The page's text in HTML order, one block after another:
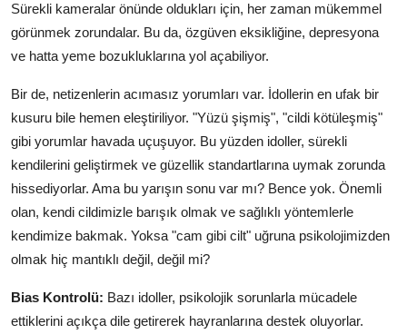
Sürekli kameralar önünde oldukları için, her zaman mükemmel
görünmek zorundalar. Bu da, özgüven eksikliğine, depresyona
ve hatta yeme bozukluklarına yol açabiliyor.
Bir de, netizenlerin acımasız yorumları var. İdollerin en ufak bir
kusuru bile hemen eleştiriliyor. "Yüzü şişmiş", "cildi kötüleşmiş"
gibi yorumlar havada uçuşuyor. Bu yüzden idoller, sürekli
kendilerini geliştirmek ve güzellik standartlarına uymak zorunda
hissediyorlar. Ama bu yarışın sonu var mı? Bence yok. Önemli
olan, kendi cildimizle barışık olmak ve sağlıklı yöntemlerle
kendimize bakmak. Yoksa "cam gibi cilt" uğruna psikolojimizden
olmak hiç mantıklı değil, değil mi?
Bias Kontrolü: Bazı idoller, psikolojik sorunlarla mücadele
ettiklerini açıkça dile getirerek hayranlarına destek oluyorlar.